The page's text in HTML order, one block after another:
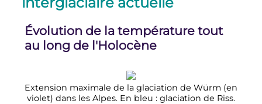
Évolution de la température tout
au long de l'Holocène
Extension maximale de la glaciation de Würm (en
violet) dans les Alpes. En bleu : glaciation de Riss.